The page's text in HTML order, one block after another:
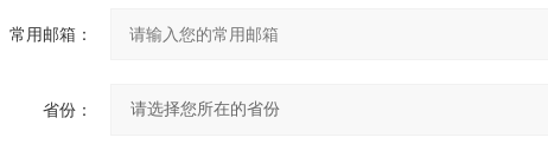
常用邮箱：
省份：